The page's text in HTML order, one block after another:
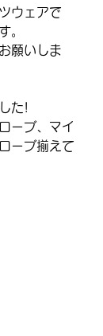
ウェアで
。
願いしま
た!
ーブ、マイ
ーブ揃えて